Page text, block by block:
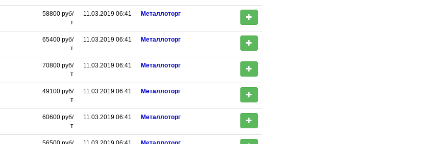
58800 руб/
т
11.03.2019 06:41 Металлоторг
65400 руб/
т
11.03.2019 06:41 Металлоторг
70800 руб/
т
11.03.2019 06:41 Металлоторг
49100 руб/
т
11.03.2019 06:41 Металлоторг
60600 руб/
т
11.03.2019 06:41 Металлоторг